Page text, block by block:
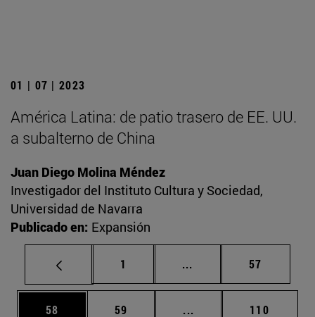
01 | 07 | 2023
América Latina: de patio trasero de EE. UU.
a subalterno de China
Juan Diego Molina Méndez
Investigador del Instituto Cultura y Sociedad,
Universidad de Navarra
Publicado en: Expansión
Página
1 ... Páginas intermedias
Página
57
Página
58 Página
59 ... Páginas intermedias
Página
110